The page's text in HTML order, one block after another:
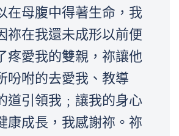
在母腹中得著生命，我
祢在我還未成形以前便
疼愛我的雙親，祢讓他
吩咐的去愛我、教導
道引領我﹔讓我的身心
康成長，我感謝祢。祢